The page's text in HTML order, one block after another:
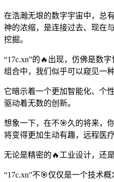
在浩瀚无垠的数字宇宙中，总
神的浓缩，是连接过去、现在
挖掘。
“17c.xn”的🔥出现，仿佛是数
组合中，我们似乎可以窥见一
它暗示着一个更加智能化、个
驱动着无数的创新。
想象一下，在不🎯久的将来，
将变得更加生动有趣，远程医
无论是精密的🔥工业设计，还
“17c.xn”不🎯仅仅是一个技术